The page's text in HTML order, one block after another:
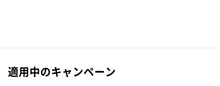
適用中のキャンペーン